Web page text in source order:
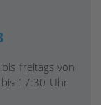
freitags von
17:30 Uhr